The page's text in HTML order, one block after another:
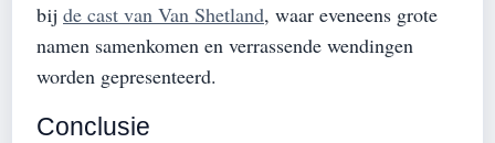
bij de cast van Van Shetland, waar eveneens grote
namen samenkomen en verrassende wendingen
worden gepresenteerd.
Conclusie